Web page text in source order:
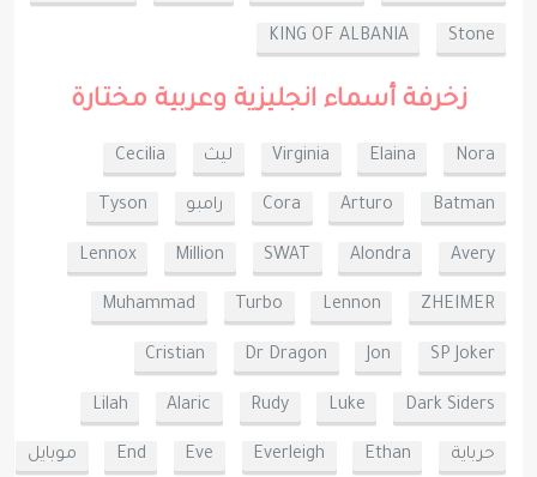
Stone
KING OF ALBANIA
زخرفة أسماء انجليزية وعربية مختارة
Nora
Elaina
Virginia ليث Cecilia
Batman
Arturo
Cora رامبو Tyson
Avery
Alondra
SWAT
Million
Lennox
ZHEIMER
Lennon
Turbo
Muhammad
SP Joker
Jon
Dr Dragon
Cristian
Dark Siders
Luke
Rudy
Alaric
Lilah
حرباية Ethan
Everleigh
Eve
End موبايل